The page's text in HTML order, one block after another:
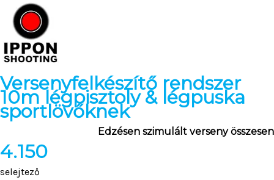
Versenyfelkészítő rendszer
10m légpisztoly & légpuska
sportlövőknek
Edzésen szimulált verseny összesen
4.150
selejtező